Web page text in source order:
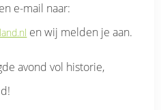
e-mail naar:
en wij melden je aan.
avond vol historie,